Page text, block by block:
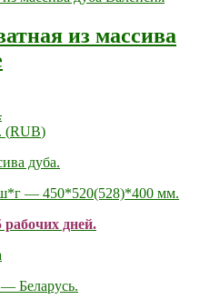
из массива
(RUB)
дуба.
— 450*520(528)*400 мм.
дней.
Беларусь.